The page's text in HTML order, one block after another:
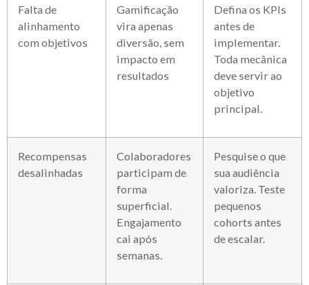
Falta de
alinhamento
com objetivos
Gamificação
vira apenas
diversão, sem
impacto em
resultados
Defina os KPIs
antes de
implementar.
Toda mecânica
deve servir ao
objetivo
principal.
Recompensas
desalinhadas
Colaboradores
participam de
forma
superficial.
Engajamento
cai após
semanas.
Pesquise o que
sua audiência
valoriza. Teste
pequenos
cohorts antes
de escalar.